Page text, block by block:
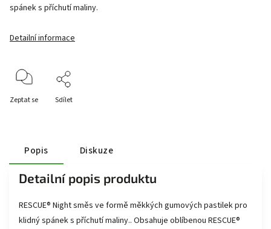
spánek s příchutí maliny.
Detailní informace
Zeptat se Sdílet
Popis Diskuze
Detailní popis produktu
RESCUE® Night směs ve formě měkkých gumových pastilek pro
klidný spánek s příchutí maliny.. Obsahuje oblíbenou RESCUE®